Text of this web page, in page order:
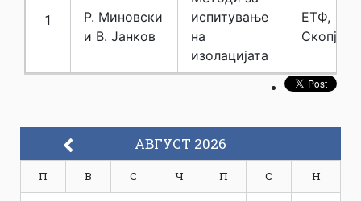
1
Р. Миновски
и В. Јанков
испитување
на
изолацијата
ЕТФ,
Скопје
АВГУСТ 2026
П В С Ч П С Н